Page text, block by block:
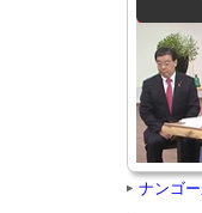
ナンゴ